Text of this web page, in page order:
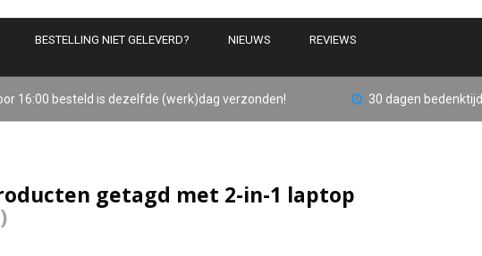
BESTELLING NIET GELEVERD? NIEUWS REVIEWS
16:00 besteld is dezelfde (werk)dag verzonden! 30 dagen bedenktijd
getagd met 2-in-1 laptop